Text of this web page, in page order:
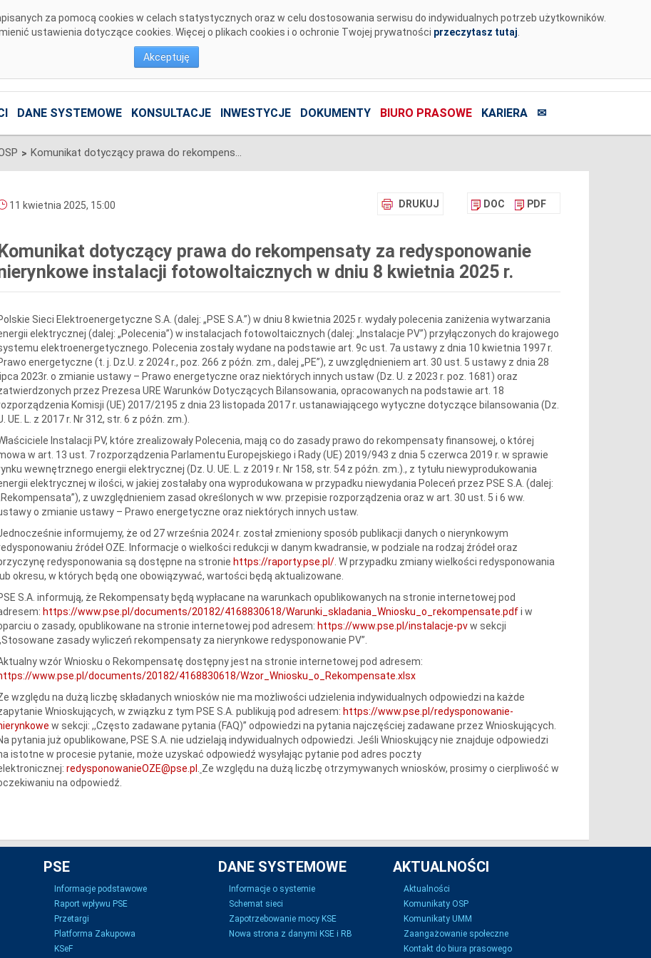
za pomocą cookies w celach statystycznych oraz w celu dostosowania serwisu do indywidualnych potrzeb użytkowników.
ustawienia dotyczące cookies. Więcej o plikach cookies i o ochronie Twojej prywatności przeczytasz tutaj
Akceptuję
DANE SYSTEMOWE KONSULTACJE INWESTYCJE DOKUMENTY BIURO PRASOWE KARIERA ✉
> Komunikat dotyczący prawa do rekompensaty za redysponowanie nierynkowe instalacji fotowoltaicznych w dniu 8 kwietnia 2025 r.
DRUKUJ DOC PDF
11 kwietnia 2025, 15:00
Komunikat dotyczący prawa do rekompensaty za redysponowanie
instalacji fotowoltaicznych w dniu 8 kwietnia 2025 r.
Sieci Elektroenergetyczne S.A. (dalej: „PSE S.A.”) w dniu 8 kwietnia 2025 r. wydały polecenia zaniżenia wytwarzania
elektrycznej (dalej: „Polecenia”) w instalacjach fotowoltaicznych (dalej: „Instalacje PV”) przyłączonych do krajowego
elektroenergetycznego. Polecenia zostały wydane na podstawie art. 9c ust. 7a ustawy z dnia 10 kwietnia 1997 r.
energetyczne (t. j. Dz.U. z 2024 r., poz. 266 z późn. zm., dalej „PE”), z uwzględnieniem art. 30 ust. 5 ustawy z dnia 28
lipca 2023r. o zmianie ustawy – Prawo energetyczne oraz niektórych innych ustaw (Dz. U. z 2023 r. poz. 1681) oraz
przez Prezesa URE Warunków Dotyczących Bilansowania, opracowanych na podstawie art. 18
Komisji (UE) 2017/2195 z dnia 23 listopada 2017 r. ustanawiającego wytyczne dotyczące bilansowania (Dz.
UE. L. z 2017 r. Nr 312, str. 6 z późn. zm.).
Instalacji PV, które zrealizowały Polecenia, mają co do zasady prawo do rekompensaty finansowej, o której
w art. 13 ust. 7 rozporządzenia Parlamentu Europejskiego i Rady (UE) 2019/943 z dnia 5 czerwca 2019 r. w sprawie
wewnętrznego energii elektrycznej (Dz. U. UE. L. z 2019 r. Nr 158, str. 54 z późn. zm.)., z tytułu niewyprodukowania
elektrycznej w ilości, w jakiej zostałaby ona wyprodukowana w przypadku niewydania Poleceń przez PSE S.A. (dalej:
z uwzględnieniem zasad określonych w ww. przepisie rozporządzenia oraz w art. 30 ust. 5 i 6 ww.
o zmianie ustawy – Prawo energetyczne oraz niektórych innych ustaw.
informujemy, że od 27 września 2024 r. został zmieniony sposób publikacji danych o nierynkowym
źródeł OZE. Informacje o wielkości redukcji w danym kwadransie, w podziale na rodzaj źródeł oraz
redysponowania są dostępne na stronie https://raporty.pse.pl/. W przypadku zmiany wielkości redysponowania
lub okresu, w których będą one obowiązywać, wartości będą aktualizowane.
S.A. informują, że Rekompensaty będą wypłacane na warunkach opublikowanych na stronie internetowej pod
https://www.pse.pl/documents/20182/4168830618/Warunki_skladania_Wniosku_o_rekompensate.pdfi w
o zasady, opublikowane na stronie internetowej pod adresem: https://www.pse.pl/instalacje-pvw sekcji
zasady wyliczeń rekompensaty za nierynkowe redysponowanie PV”.
wzór Wniosku o Rekompensatę dostępny jest na stronie internetowej pod adresem:
www.pse.pl/documents/20182/4168830618/Wzor_Wniosku_o_Rekompensate.xlsx
względu na dużą liczbę składanych wniosków nie ma możliwości udzielenia indywidualnych odpowiedzi na każde
Wnioskujących, w związku z tym PSE S.A. publikują pod adresem: https://www.pse.pl/redysponowanie-
w sekcji: ,,Często zadawane pytania (FAQ)” odpowiedzi na pytania najczęściej zadawane przez Wnioskujących.
pytania już opublikowane, PSE S.A. nie udzielają indywidualnych odpowiedzi. Jeśli Wnioskujący nie znajduje odpowiedzi
istotne w procesie pytanie, może uzyskać odpowiedź wysyłając pytanie pod adres poczty
redysponowanieOZE@pse.pl
Ze względu na dużą liczbę otrzymywanych wniosków, prosimy o cierpliwość w
na odpowiedź.
PSE
Informacje podstawowe
Raport wpływu PSE
Przetargi
Platforma Zakupowa
KSeF
DANE SYSTEMOWE
Informacje o systemie
Schemat sieci
Zapotrzebowanie mocy KSE
Nowa strona z danymi KSE i RB
AKTUALNOŚCI
Aktualności
Komunikaty OSP
Komunikaty UMM
Zaangażowanie społeczne
Kontakt do biura prasowego